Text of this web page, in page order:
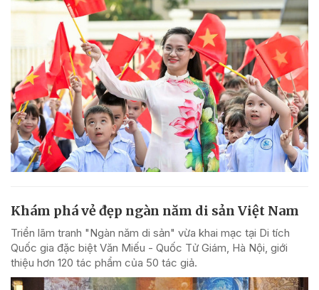
Khám phá vẻ đẹp ngàn năm di sản Việt Nam
Triển lãm tranh "Ngàn năm di sản" vừa khai mạc tại Di tích
Quốc gia đặc biệt Văn Miếu - Quốc Tử Giám, Hà Nội, giới
thiệu hơn 120 tác phẩm của 50 tác giả.